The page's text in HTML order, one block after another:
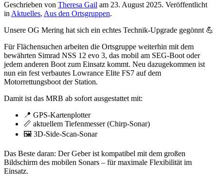
Geschrieben von Theresa Gail am 23. August 2025. Veröffentlicht
in Aktuelles, Aus den Ortsgruppen.
Unsere OG Mering hat sich ein echtes Technik-Upgrade gegönnt 💪
Für Flächensuchen arbeiten die Ortsgruppe weiterhin mit dem
bewährten Simrad NSS 12 evo 3, das mobil am SEG-Boot oder
jedem anderen Boot zum Einsatz kommt. Neu dazugekommen ist
nun ein fest verbautes Lowrance Elite FS7 auf dem
Motorrettungsboot der Station.
Damit ist das MRB ab sofort ausgestattet mit:
📍 GPS-Kartenplotter
📏 aktuellem Tiefenmesser (Chirp-Sonar)
🖼️ 3D-Side-Scan-Sonar
Das Beste daran: Der Geber ist kompatibel mit dem großen
Bildschirm des mobilen Sonars – für maximale Flexibilität im
Einsatz.